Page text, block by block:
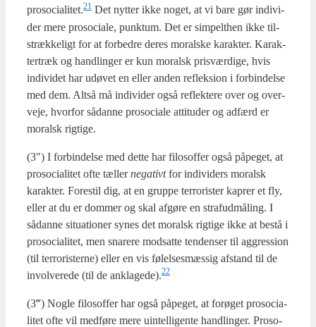
prosocialitet.21 Det nyt­ter ikke noget, at vi bare gør indi­vi­
der mere pro­so­ci­a­le, punk­tum. Det er sim­pelt­hen ikke til­
stræk­ke­ligt for at for­bed­re deres moral­ske karak­ter. Karak­
ter­træk og handling­er er kun moralsk pris­vær­di­ge, hvis
indi­vi­det har udø­vet en eller anden reflek­sion i for­bin­del­se
med dem. Alt­så må indi­vi­der også reflek­te­re over og over­
ve­je, hvor­for sådan­ne pro­so­ci­a­le atti­tu­der og adfærd er
moralsk rig­ti­ge.
(3″) I for­bin­del­se med det­te har filo­sof­fer også påpe­get, at
pro­so­ci­a­li­tet ofte tæl­lernega­tivtfor indi­vi­ders moralsk
karak­ter. Fore­stil dig, at en grup­pe ter­r­o­ri­ster kaprer et fly,
eller at du er dom­mer og skal afgø­re en stra­fud­må­ling. I
sådan­ne situ­a­tio­ner synes det moralsk rig­ti­ge ikke at bestå i
pro­so­ci­a­li­tet, men sna­re­re mod­sat­te ten­den­ser til aggres­sion
(til ter­r­o­ri­ster­ne) eller en vis følel­ses­mæs­sig afstand til de
invol­ve­re­de (til de anklagede).22
(3‴) Nog­le filo­sof­fer har også påpe­get, at for­ø­get pro­so­ci­a­
li­tet ofte vil med­fø­re mere uin­tel­li­gen­te handling­er. Pro­so­